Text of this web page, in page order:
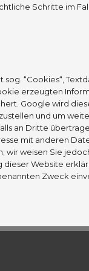
Schritte im
“Cookies“,
erzeugten
Google wird
und um
an Dritte
mit anderen
weisen Sie
Website
Zweck